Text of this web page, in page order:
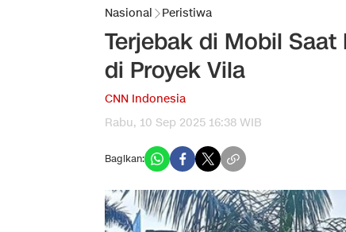
Nasional Peristiwa
Terjebak di Mobil Saat
di Proyek Vila
CNN Indonesia
Rabu, 10 Sep 2025 16:38 WIB
Bagikan: